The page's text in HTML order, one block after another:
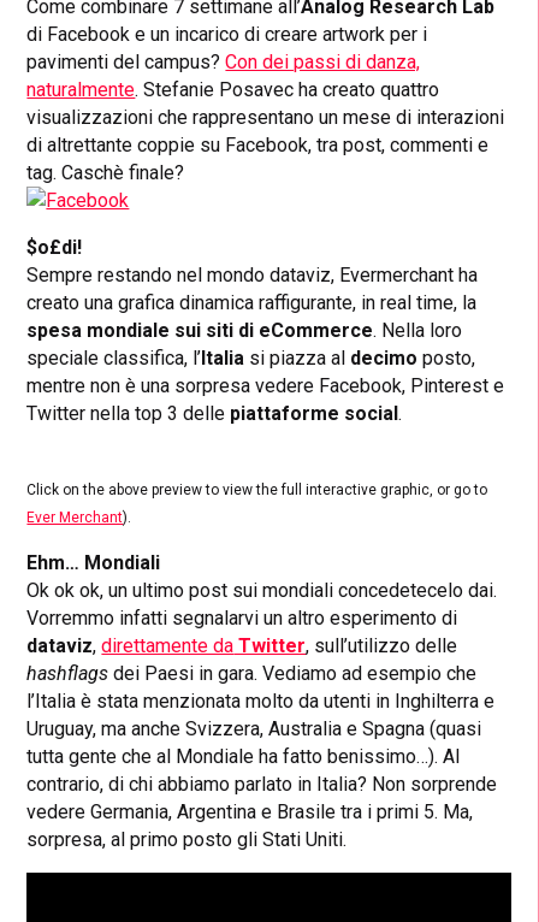
Come combinare 7 settimane all’Analog Research Lab
di Facebook e un incarico di creare artwork per i
pavimenti del campus?Con dei passi di danza,
naturalmente. Stefanie Posavec ha creato quattro
visualizzazioni che rappresentano un mese di interazioni
di altrettante coppie su Facebook, tra post, commenti e
tag. Caschè finale?
$o£di!
Sempre restando nel mondo dataviz, Evermerchant ha
creato una grafica dinamica raffigurante, in real time, la
spesa mondiale sui siti di eCommerce. Nella loro
speciale classifica, l’ Italia si piazza al decimo posto,
mentre non è una sorpresa vedere Facebook, Pinterest e
Twitter nella top 3 delle piattaforme social.
Click on the above preview to view the full interactive graphic, or go to
Ever Merchant).
Ehm… Mondiali
Ok ok ok, un ultimo post sui mondiali concedetecelo dai.
Vorremmo infatti segnalarvi un altro esperimento di
dataviz,direttamente da Twitter, sull’utilizzo delle
hashflags dei Paesi in gara. Vediamo ad esempio che
l’Italia è stata menzionata molto da utenti in Inghilterra e
Uruguay, ma anche Svizzera, Australia e Spagna (quasi
tutta gente che al Mondiale ha fatto benissimo…). Al
contrario, di chi abbiamo parlato in Italia? Non sorprende
vedere Germania, Argentina e Brasile tra i primi 5. Ma,
sorpresa, al primo posto gli Stati Uniti.